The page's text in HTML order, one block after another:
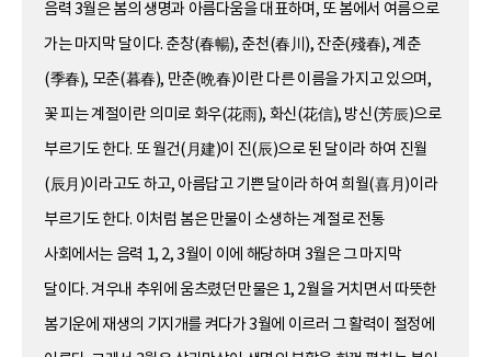
음력 3월은 봄의 생명과 아름다움을 대표하며, 또 봄에서 여름으로
가는 마지막 달이다. 춘창(春暢), 춘천(春川), 잔춘(殘春), 계춘
(季春), 모춘(暮春), 만춘(晩春)이란 다른 이름을 가지고 있으며,
꽃 피는 계절이란 의미로 화우(花雨), 화신(花信), 방신(芳辰)으로
부르기도 한다. 또 월건(月建)이 진(辰)으로 된 달이라 하여 진월
(辰月)이라고도 하고, 아름답고 기쁜 달이라 하여 희월(喜月)이라
부르기도 한다. 이처럼 봄은 만물이 소생하는 계절로 전통
사회에서는 음력 1, 2, 3월이 이에 해당하며 3월은 그 마지막
달이다. 겨우내 추위에 움츠렸던 만물은 1, 2월을 거치면서 따뜻한
봄기운에 재생의 기지개를 켜다가 3월에 이르러 그 활력이 절정에